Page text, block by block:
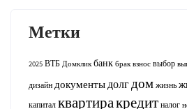
Метки
2025 ВТБ Домклик банк брак взнос выбор
дизайн документыдолгдомжизнь
капиталквартиракредитналог